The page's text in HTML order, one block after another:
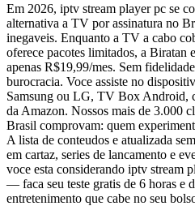
Em 2026, iptv stream player pc se
alternativa a TV por assinatura no
inegaveis. Enquanto a TV a cabo
oferece pacotes limitados, a Biratan
apenas R$19,99/mes. Sem
burocracia. Voce assiste no
Samsung ou LG, TV Box Android,
da Amazon. Nossos mais de 3.000
Brasil comprovam: quem
A lista de conteudos e atualizada
em cartaz, series de lancamento e
voce esta considerando iptv stream
— faca seu teste gratis de 6 horas e
entretenimento que cabe no seu